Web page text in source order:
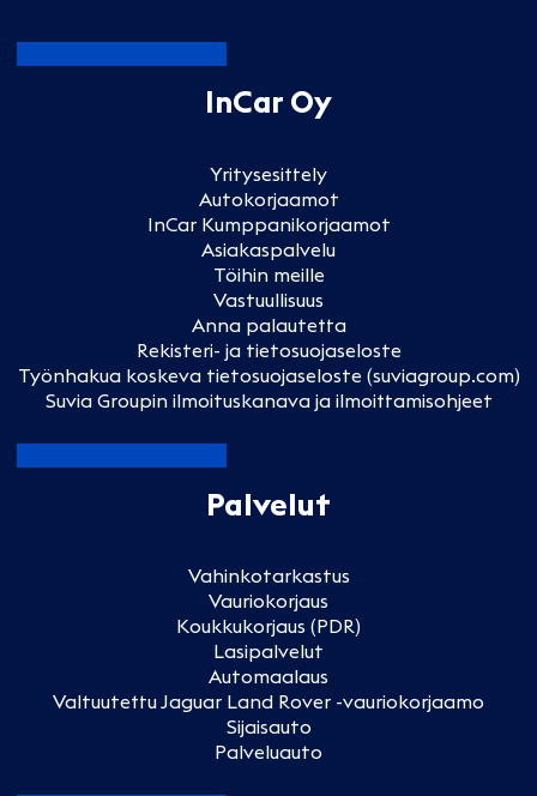
InCar Oy
Yritysesittely
Autokorjaamot
InCar Kumppanikorjaamot
Asiakaspalvelu
Töihin meille
Vastuullisuus
Anna palautetta
Rekisteri- ja tietosuojaseloste
Työnhakua koskeva tietosuojaseloste (suviagroup.com)
Suvia Groupin ilmoituskanava ja ilmoittamisohjeet
Palvelut
Vahinkotarkastus
Vauriokorjaus
Koukkukorjaus (PDR)
Lasipalvelut
Automaalaus
Valtuutettu Jaguar Land Rover -vauriokorjaamo
Sijaisauto
Palveluauto